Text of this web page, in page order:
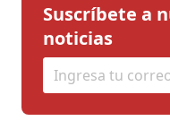
Suscríbete a
noticias